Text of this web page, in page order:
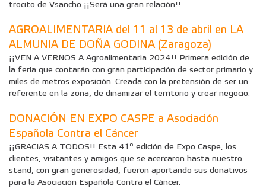
trocito de Vsancho ¡¡Será una gran relación!!
AGROALIMENTARIA del 11 al 13 de abril en LA
ALMUNIA DE DOÑA GODINA (Zaragoza)
¡¡VEN A VERNOS A Agroalimentaria 2024!! Primera edición de
la feria que contarán con gran participación de sector primario y
miles de metros exposición. Creada con la pretensión de ser un
referente en la zona, de dinamizar el territorio y crear negocio.
DONACIÓN EN EXPO CASPE a Asociación
Española Contra el Cáncer
¡¡GRACIAS A TODOS!! Esta 41º edición de Expo Caspe, los
clientes, visitantes y amigos que se acercaron hasta nuestro
stand, con gran generosidad, fueron aportando sus donativos
para la Asociación Española Contra el Cáncer.